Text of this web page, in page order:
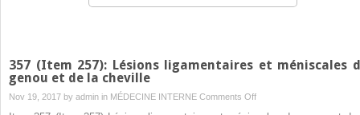
357 (Item 257): Lésions ligamentaires et méniscales
genou et de la cheville
Nov 19, 2017 by admin in MÉDECINE INTERNE Comments Offon
357